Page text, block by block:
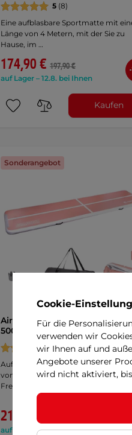
5 (8)
Eine aufblasbare Sportmatte mit
Länge von 4 Metern, mit der Sie zu
Hause, im …
174,90 € 197,90 €
auf Lager – 12.8. bei Ihnen
Kaufen
Sonderangebot
Airtrack inSPORTline Airstunt
500x100x10 cm korallenrosa
5(6)
Aufblasbare Sportmatte mit einer
von 5 Metern, mit der Sie zu Hause,
Freien …
219,90 €
auf Lager – 12.8. bei Ihnen
Cookie-
Für die
verwenden wir
wir Ihnen auf und
Angebote unserer
wird nicht aktiviert,